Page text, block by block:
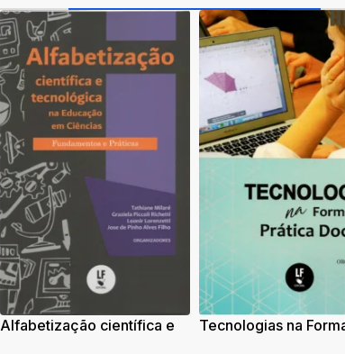
Alfabetização científica e
Tecnologias na